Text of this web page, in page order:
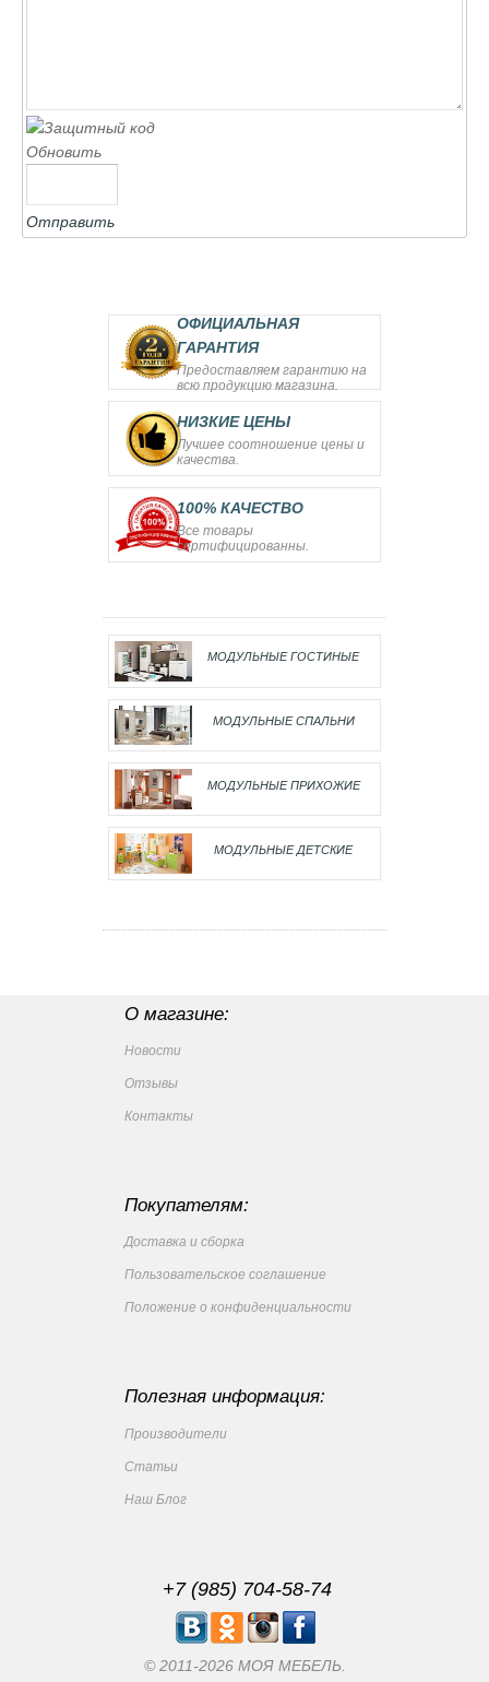
Обновить
Отправить
ОФИЦИАЛЬНАЯ
ГАРАНТИЯ
Предоставляем гарантию на
всю продукцию магазина.
НИЗКИЕ ЦЕНЫ
Лучшее соотношение цены и
качества.
100% КАЧЕСТВО
Все товары
сертифицированны.
МОДУЛЬНЫЕ ГОСТИНЫЕ
МОДУЛЬНЫЕ СПАЛЬНИ
МОДУЛЬНЫЕ ПРИХОЖИЕ
МОДУЛЬНЫЕ ДЕТСКИЕ
О магазине:
Новости
Отзывы
Контакты
Покупателям:
Доставка и сборка
Пользовательское соглашение
Положение о конфиденциальности
Полезная информация:
Производители
Статьи
Наш Блог
+7 (985) 704-58-74
© 2011-2026 МОЯ МЕБЕЛЬ.